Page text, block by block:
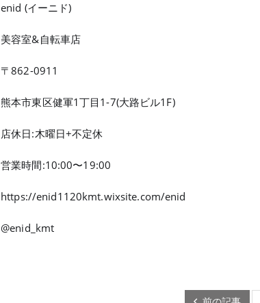
enid (イーニド)
美容室&自転車店
〒862-0911
熊本市東区健軍1丁目1-7(大路ビル1F)
店休日:木曜日+不定休
営業時間:10:00〜19:00
https://enid1120kmt.wixsite.com/enid
@enid_kmt